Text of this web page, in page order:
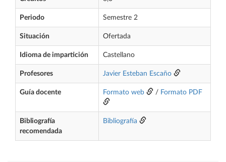
Periodo Semestre 2
Situación Ofertada
Idioma de impartición Castellano
Profesores Javier Esteban Escaño
Guía docente Formato web / Formato PDF
Bibliografía
recomendada
Bibliografía